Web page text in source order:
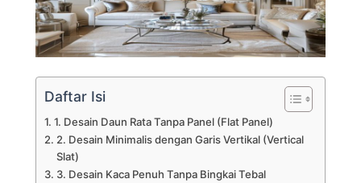
Daftar Isi
1. Desain Daun Rata Tanpa Panel (Flat Panel)
2. Desain Minimalis dengan Garis Vertikal (Vertical
Slat)
3. Desain Kaca Penuh Tanpa Bingkai Tebal